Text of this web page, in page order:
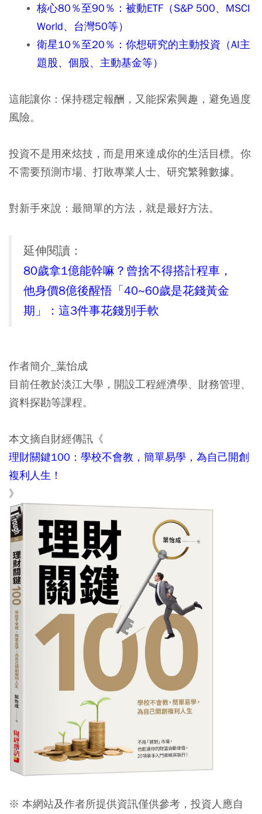
核心80％至90％：被動ETF（S&P 500、MSCI
World、台灣50等）
衛星10％至20％：你想研究的主動投資（AI主
題股、個股、主動基金等）
這能讓你：保持穩定報酬，又能探索興趣，避免過度
風險。
投資不是用來炫技，而是用來達成你的生活目標。你
不需要預測市場、打敗專業人士、研究繁雜數據。
對新手來說：最簡單的方法，就是最好方法。
延伸閱讀：
80歲拿1億能幹嘛？曾捨不得搭計程車，
他身價8億後醒悟「40~60歲是花錢黃金
期」：這3件事花錢別手軟
作者簡介_葉怡成
目前任教於淡江大學，開設工程經濟學、財務管理、
資料探勘等課程。
本文摘自財經傳訊《
理財關鍵100：學校不會教，簡單易學，為自己開創
複利人生！
》
※ 本網站及作者所提供資訊僅供參考，投資人應自